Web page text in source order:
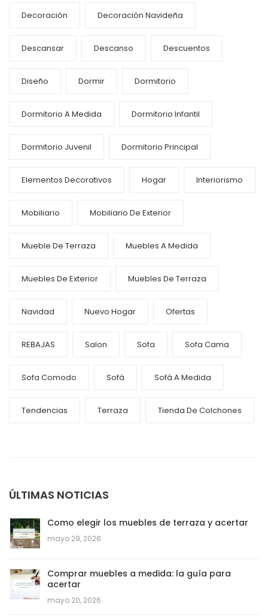
Decoración Decoración Navideña
Descansar Descanso Descuentos
Diseño Dormir Dormitorio
Dormitorio A Medida Dormitorio Infantil
Dormitorio Juvenil Dormitorio Principal
Elementos Decorativos Hogar Interiorismo
Mobiliario Mobiliario De Exterior
Mueble De Terraza Muebles A Medida
Muebles De Exterior Muebles De Terraza
Navidad Nuevo Hogar Ofertas
REBAJAS Salon Sofa Sofa Cama
Sofa Comodo Sofá Sofá A Medida
Tendencias Terraza Tienda De Colchones
ÚLTIMAS NOTICIAS
Como elegir los muebles de terraza y acertar
mayo 29, 2026
Comprar muebles a medida: la guía para
acertar
mayo 20, 2026